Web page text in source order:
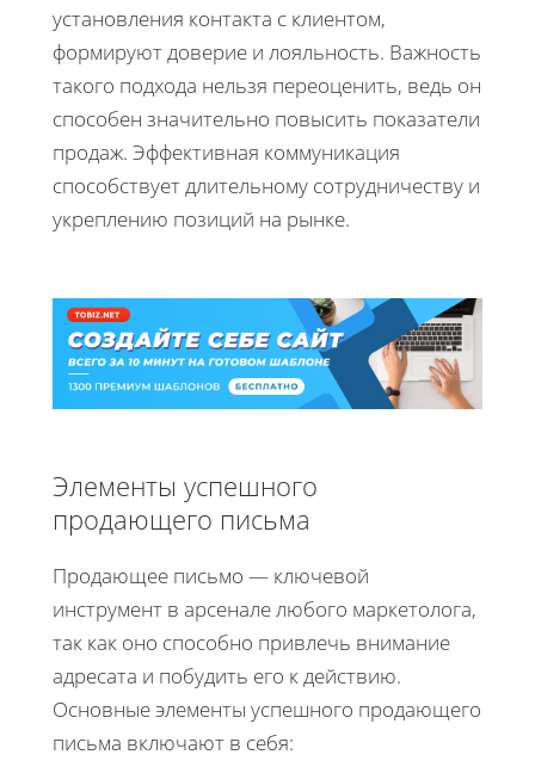
установления контакта с клиентом,
формируют доверие и лояльность. Важность
такого подхода нельзя переоценить, ведь он
способен значительно повысить показатели
продаж. Эффективная коммуникация
способствует длительному сотрудничеству и
укреплению позиций на рынке.
Элементы успешного
продающего письма
Продающее письмо — ключевой
инструмент в арсенале любого маркетолога,
так как оно способно привлечь внимание
адресата и побудить его к действию.
Основные элементы успешного продающего
письма включают в себя: